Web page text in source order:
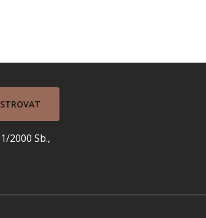
2000 Sb.,